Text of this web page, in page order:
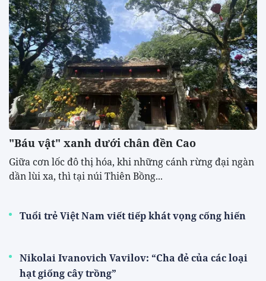
"Báu vật" xanh dưới chân đền Cao
​Giữa cơn lốc đô thị hóa, khi những cánh rừng đại ngàn
dần lùi xa, thì tại núi Thiên Bồng...
Tuổi trẻ Việt Nam viết tiếp khát vọng cống hiến
Nikolai Ivanovich Vavilov: “Cha đẻ của các loại
hạt giống cây trồng”